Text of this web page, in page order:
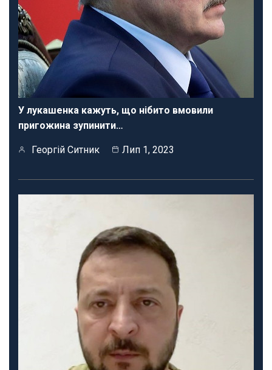
У лукашенка кажуть, що нібито вмовили
пригожина зупинити…
Георгій Ситник Лип 1, 2023